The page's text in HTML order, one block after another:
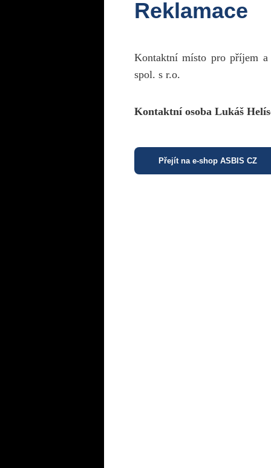
Reklamace
Kontaktní místo pro příjem
spol. s r.o.
Kontaktní osoba Lukáš
Přejít na e-shop ASBIS CZ